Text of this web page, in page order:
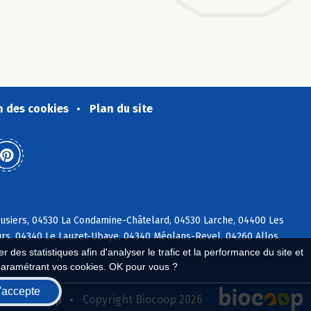
des statistiques afin d'analyser le trafic et la performance du site et
vos cookies. OK pour vous ?
des cookies Plan du site
04530 La Condamine-Châtelard, 04530 Larche, 04400 Les
04340 Le Lauzet-Ubaye, 04340 Méolans-Revel, 04260 Allos,
Biocoop Copyright Biocoop 2026